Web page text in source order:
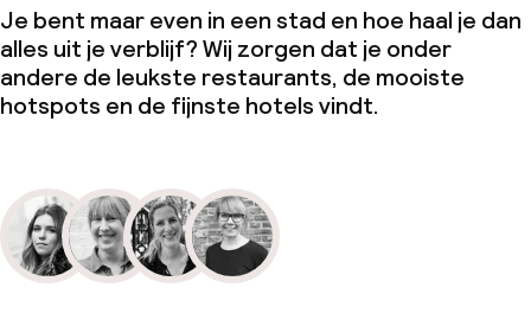
Je bent maar even in een stad en hoe haal je dan
alles uit je verblijf? Wij zorgen dat je onder
andere de leukste restaurants, de mooiste
hotspots en de fijnste hotels vindt.